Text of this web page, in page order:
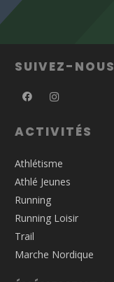
SUIVEZ-NOUS
ACTIVITÉS
Athlétisme
Athlé Jeunes
Running
Running Loisir
Trail
Marche Nordique